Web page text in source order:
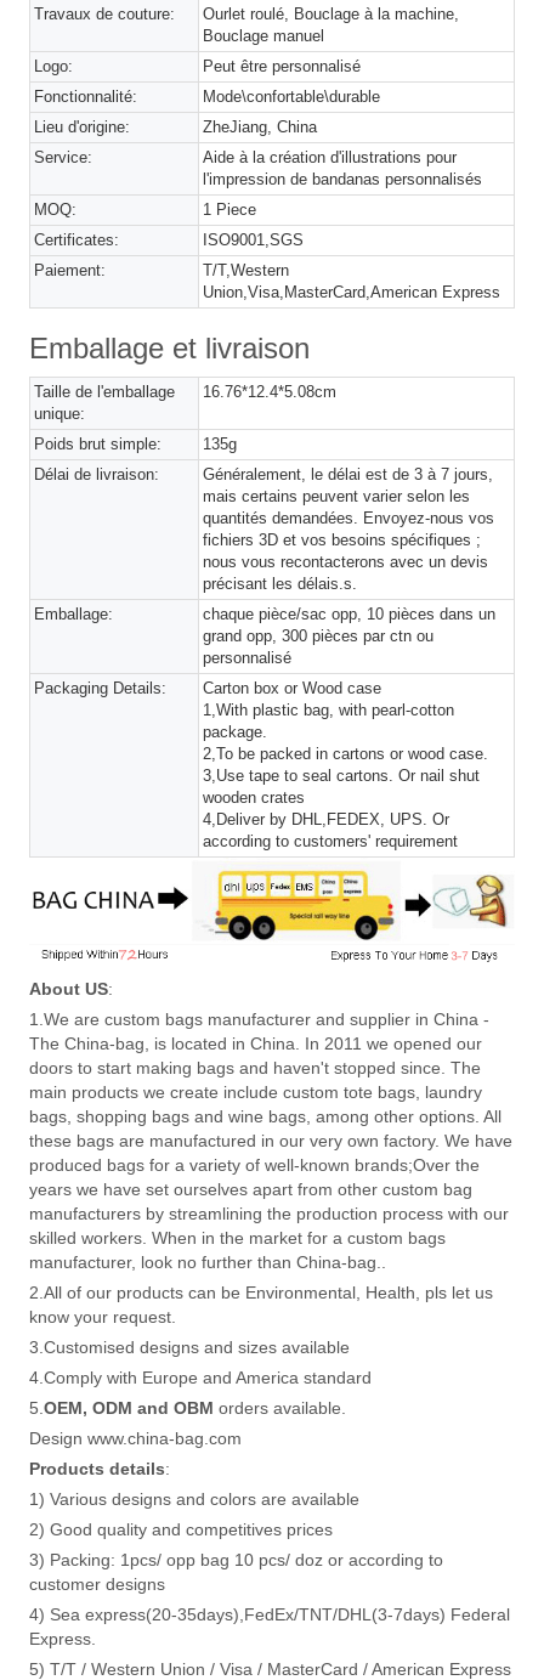
Travaux de couture:
Ourlet roulé, Bouclage à la machine,
Bouclage manuel
Logo:
Peut être personnalisé
Fonctionnalité:
Mode\confortable\durable
Lieu d'origine:
ZheJiang, China
Service:
Aide à la création d'illustrations pour
l'impression de bandanas personnalisés
MOQ:
1 Piece
Certificates:
ISO9001,SGS
Paiement:
T/T,Western
Union,Visa,MasterCard,American Express
Emballage et livraison
Taille de l'emballage
unique:
16.76*12.4*5.08cm
Poids brut simple:
135g
Délai de livraison:
Généralement, le délai est de 3 à 7 jours,
mais certains peuvent varier selon les
quantités demandées. Envoyez-nous vos
fichiers 3D et vos besoins spécifiques ;
nous vous recontacterons avec un devis
précisant les délais.s.
Emballage:
chaque pièce/sac opp, 10 pièces dans un
grand opp, 300 pièces par ctn ou
personnalisé
Packaging Details:
Carton box or Wood case
1,With plastic bag, with pearl-cotton
package.
2,To be packed in cartons or wood case.
3,Use tape to seal cartons. Or nail shut
wooden crates
4,Deliver by DHL,FEDEX, UPS. Or
according to customers' requirement
About US:
1.We are custom bags manufacturer and supplier in China -
The China-bag, is located in China. In 2011 we opened our
doors to start making bags and haven't stopped since. The
main products we create include custom tote bags, laundry
bags, shopping bags and wine bags, among other options. All
these bags are manufactured in our very own factory. We have
produced bags for a variety of well-known brands;Over the
years we have set ourselves apart from other custom bag
manufacturers by streamlining the production process with our
skilled workers. When in the market for a custom bags
manufacturer, look no further than China-bag..
2.All of our products can be Environmental, Health, pls let us
know your request.
3.Customised designs and sizes available
4.Comply with Europe and America standard
5. OEM, ODM and OBM orders available.
Design www.china-bag.com
Products details:
1) Various designs and colors are available
2) Good quality and competitives prices
3) Packing: 1pcs/ opp bag 10 pcs/ doz or according to
customer designs
4) Sea express(20-35days),FedEx/TNT/DHL(3-7days) Federal
Express.
5) T/T / Western Union / Visa / MasterCard / American Express